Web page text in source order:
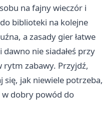
na fajny wieczór i
biblioteki na kolejne
a zasady gier łatwe
dawno nie siadałeś przy
rytm zabawy. Przyjdź,
się, jak niewiele potrzeba,
w dobry powód do